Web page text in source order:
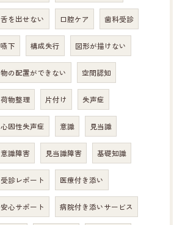
舌を出せない 口腔ケア 歯科受診
嚥下 構成失行 図形が描けない
物の配置ができない 空間認知
荷物整理 片付け 失声症
心因性失声症 意識 見当識
意識障害 見当識障害 基礎知識
受診レポート 医療付き添い
安心サポート 病院付き添いサービス